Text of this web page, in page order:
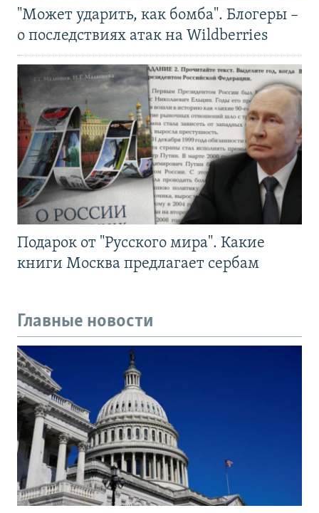
"Может ударить, как бомба". Блогеры –
о последствиях атак на Wildberries
Подарок от "Русского мира". Какие
книги Москва предлагает сербам
Главные новости